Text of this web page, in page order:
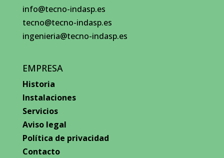
info@tecno-indasp.es
tecno@tecno-indasp.es
ingenieria@tecno-indasp.es
EMPRESA
Historia
Instalaciones
Servicios
Aviso legal
Política de privacidad
Contacto